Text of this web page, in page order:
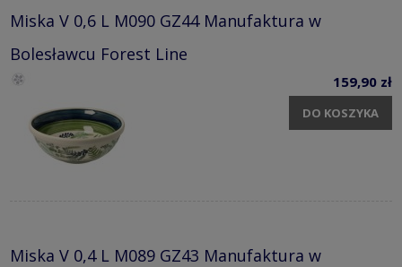
Miska V 0,6 L M090 GZ44 Manufaktura w
Bolesławcu Forest Line
159,90 zł
DO KOSZYKA
Miska V 0,4 L M089 GZ43 Manufaktura w